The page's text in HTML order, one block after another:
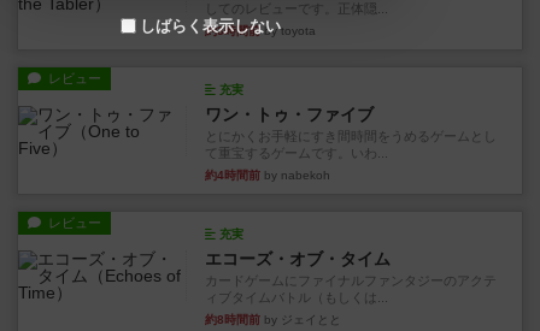
してのレビューです。正体隠...
約3時間前by toyota
レビュー
充実
ワン・トゥ・ファイブ
とにかくお手軽にすき間時間をうめるゲームとし
て重宝するゲームです。いわ...
約4時間前 by nabekoh
レビュー
充実
エコーズ・オブ・タイム
カードゲームにファイナルファンタジーのアクテ
ィブタイムバトル（もしくは...
約8時間前 by ジェイとと
しばらく表示しない